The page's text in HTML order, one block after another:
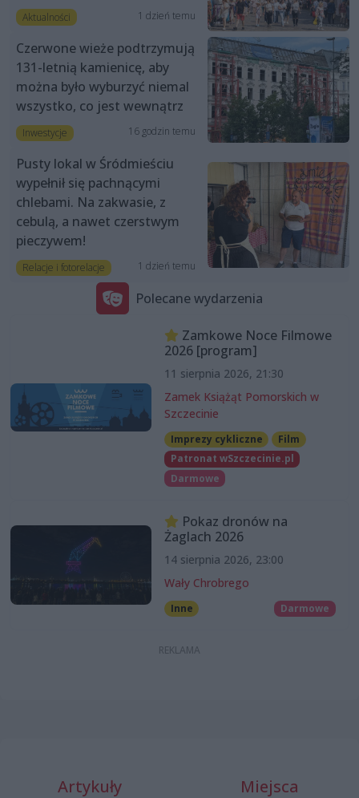
Aktualności 1 dzień temu
Czerwone wieże podtrzymują
131-letnią kamienicę, aby
można było wyburzyć niemal
wszystko, co jest wewnątrz
Inwestycje 16 godzin temu
Pusty lokal w Śródmieściu
wypełnił się pachnącymi
chlebami. Na zakwasie, z
cebulą, a nawet czerstwym
pieczywem!
Relacje i fotorelacje 1 dzień temu
Polecane wydarzenia
Zamkowe Noce Filmowe
2026 [program]
11 sierpnia 2026, 21:30
Zamek Książąt Pomorskich w
Szczecinie
Imprezy cykliczne
Film
Patronat wSzczecinie.pl
Darmowe
Pokaz dronów na
Żaglach 2026
14 sierpnia 2026, 23:00
Wały Chrobrego
Inne Darmowe
Artykuły Miejsca